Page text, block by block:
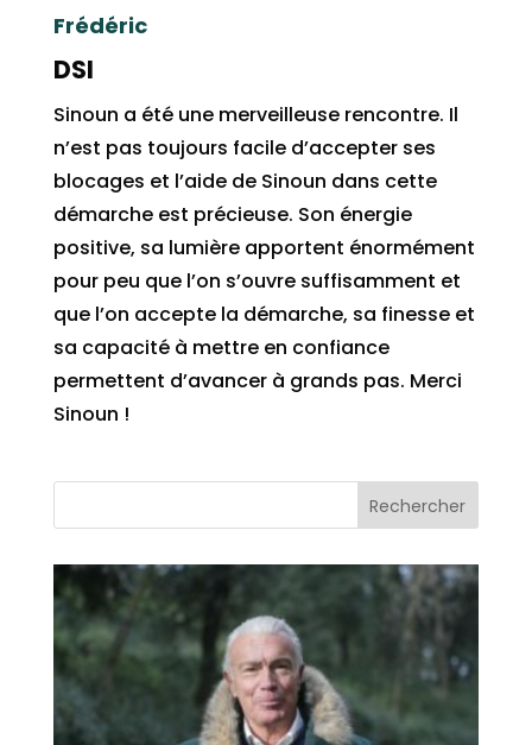
Frédéric
DSI
Sinoun a été une merveilleuse rencontre. Il
n’est pas toujours facile d’accepter ses
blocages et l’aide de Sinoun dans cette
démarche est précieuse. Son énergie
positive, sa lumière apportent énormément
pour peu que l’on s’ouvre suffisamment et
que l’on accepte la démarche, sa finesse et
sa capacité à mettre en confiance
permettent d’avancer à grands pas. Merci
Sinoun !